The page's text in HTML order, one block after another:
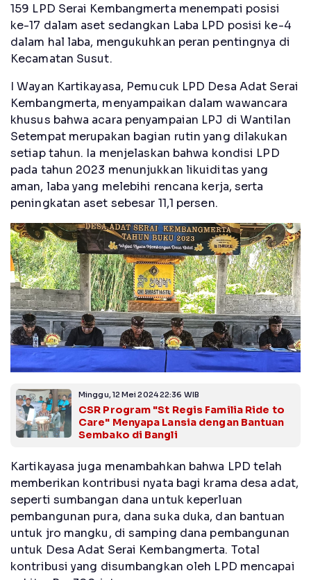
159 LPD Serai Kembangmerta menempati posisi
ke-17 dalam aset sedangkan Laba LPD posisi ke-4
dalam hal laba, mengukuhkan peran pentingnya di
Kecamatan Susut.
I Wayan Kartikayasa, Pemucuk LPD Desa Adat Serai
Kembangmerta, menyampaikan dalam wawancara
khusus bahwa acara penyampaian LPJ di Wantilan
Setempat merupakan bagian rutin yang dilakukan
setiap tahun. Ia menjelaskan bahwa kondisi LPD
pada tahun 2023 menunjukkan likuiditas yang
aman, laba yang melebihi rencana kerja, serta
peningkatan aset sebesar 11,1 persen.
Minggu, 12 Mei 2024 22:36 WIB
CSR Program "St Regis Familia Ride to
Care" Menyapa Lansia dengan Bantuan
Sembako di Bangli
Kartikayasa juga menambahkan bahwa LPD telah
memberikan kontribusi nyata bagi krama desa adat,
seperti sumbangan dana untuk keperluan
pembangunan pura, dana suka duka, dan bantuan
untuk jro mangku, di samping dana pembangunan
untuk Desa Adat Serai Kembangmerta. Total
kontribusi yang disumbangkan oleh LPD mencapai